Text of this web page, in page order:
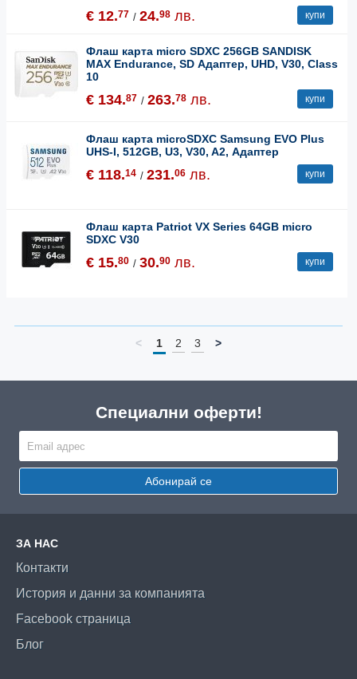
€ 12.77 / 24.98 лв. купи
Флаш карта micro SDXC 256GB SANDISK
MAX Endurance, SD Адаптер, UHD, V30, Class
10
€ 134.87 / 263.78 лв. купи
Флаш карта microSDXC Samsung EVO Plus
UHS-I, 512GB, U3, V30, A2, Адаптер
€ 118.14 / 231.06 лв. купи
Флаш карта Patriot VX Series 64GB micro
SDXC V30
€ 15.80 / 30.90 лв. купи
< 1 2 3 >
Специални оферти!
Абонирай се
ЗА НАС
Контакти
История и данни за компанията
Facebook страница
Блог